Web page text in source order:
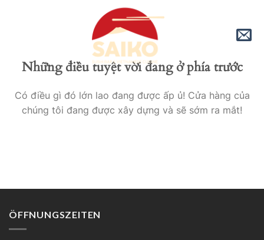
Những điều tuyệt vời đang ở phía trước
Có điều gì đó lớn lao đang được ấp ủ! Cửa hàng của
chúng tôi đang được xây dựng và sẽ sớm ra mắt!
ÖFFNUNGSZEITEN